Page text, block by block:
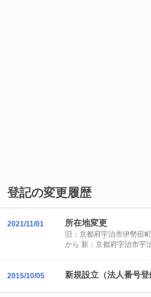
登記の変更履歴
2021/11/01 所在地変更
旧：京都府宇治市伊勢田
から 新：京都府宇治市宇
2015/10/05 新規設立（法人番号登